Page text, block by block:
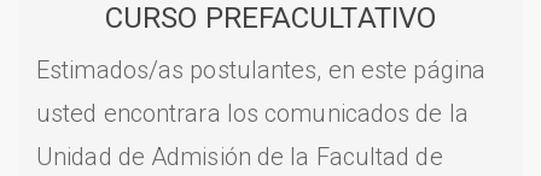
CURSO PREFACULTATIVO
Estimados/as postulantes, en este página
usted encontrara los comunicados de la
Unidad de Admisión de la Facultad de